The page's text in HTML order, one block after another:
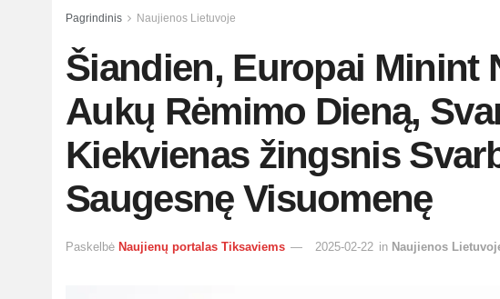
Pagrindinis Naujienos Lietuvoje
Šiandien, Europai Minint
Aukų Rėmimo Dieną,
Kiekvienas žingsnis
Saugesnę Visuomenę
Paskelbė Naujienų portalas Tiksaviems 2025-02-22 in Naujienos